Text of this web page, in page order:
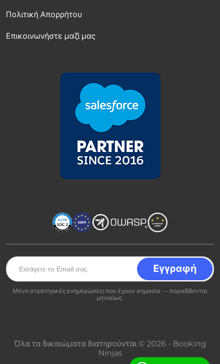
Πολιτική Απορρήτου
Επικοινωνήστε μαζί μας
Μόνο στρατηγικές ενημερώσεις που έχουν σημασία — παραδίδονται
μηνιαίως.
Όλα τα δικαιώματα διατηρούνται © 2026 - Booking
Ninjas